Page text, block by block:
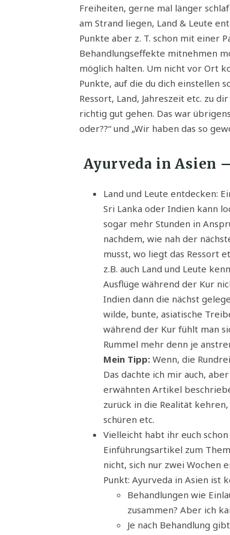
Freiheiten, gerne mal länger
am Strand liegen, Land & Leute
Punkte aber z. T. schon mit einer
Behandlungseffekte mitnehmen
möglich halten. Um nicht vor Ort
Punkte, auf die du dich einstellen
Ressort, Land, Jahreszeit etc. zu
richtig gut gehen. Das war
oder??“ und „Wir haben das so
Ayurveda in Asien
Land und Leute entdecken:
Sri Lanka oder Indien kann
sogar mehr Stunden in
nachdem, wie nah der
musst, wo liegt das Ressort
z.B. auch Land und Leute
Ausflüge während der Kur
Indien dann die nächst
wilde, bunte, asiatische
während der Kur fühlt man
Rummel mehr denn je
Mein Tipp: Wenn, die
Das dachte ich mir auch,
erwähnten Artikel
zurück in die Realität
schüren etc.
Vielleicht habt ihr euch
Einführungsartikel zum
nicht, sich nur zwei Wochen
Punkt: Ayurveda in Asien ist
Behandlungen wie
zusammen? Aber ich
Je nach Behandlung